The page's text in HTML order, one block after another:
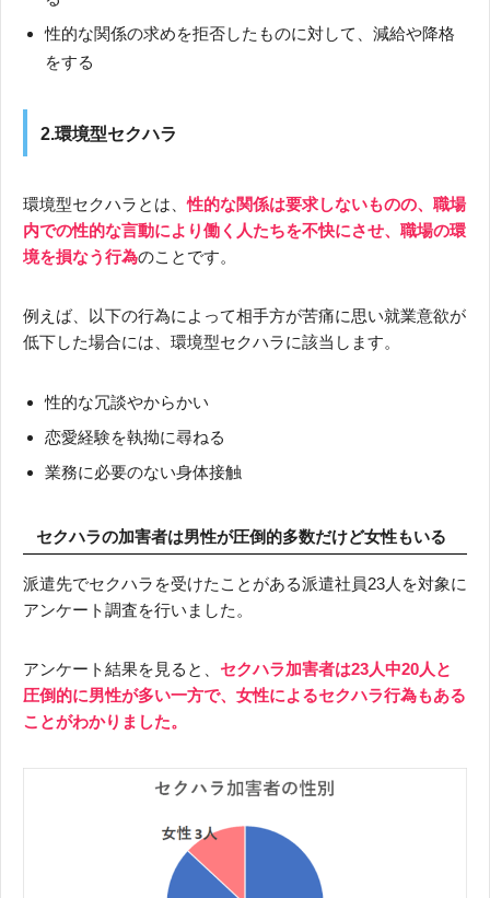
性的な関係の求めを拒否したものに対して、減給や降格
をする
2.環境型セクハラ
環境型セクハラとは、性的な関係は要求しないものの、職場
内での性的な言動により働く人たちを不快にさせ、職場の環
境を損なう行為のことです。
例えば、以下の行為によって相手方が苦痛に思い就業意欲が
低下した場合には、環境型セクハラに該当します。
性的な冗談やからかい
恋愛経験を執拗に尋ねる
業務に必要のない身体接触
セクハラの加害者は男性が圧倒的多数だけど女性もいる
派遣先でセクハラを受けたことがある派遣社員23人を対象に
アンケート調査を行いました。
アンケート結果を見ると、 セクハラ加害者は23人中20人と
圧倒的に男性が多い一方で、女性によるセクハラ行為もある
ことがわかりました。